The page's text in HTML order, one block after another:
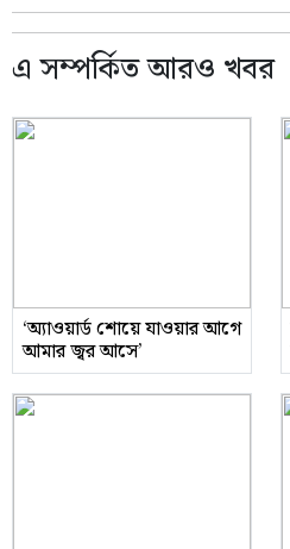
এ সম্পর্কিত আরও খবর
‘অ্যাওয়ার্ড শোয়ে যাওয়ার আগে
আমার জ্বর আসে’